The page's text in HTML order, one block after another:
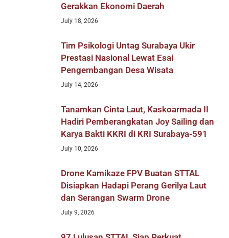
Gerakkan Ekonomi Daerah
July 18, 2026
Tim Psikologi Untag Surabaya Ukir
Prestasi Nasional Lewat Esai
Pengembangan Desa Wisata
July 14, 2026
Tanamkan Cinta Laut, Kaskoarmada II
Hadiri Pemberangkatan Joy Sailing dan
Karya Bakti KKRI di KRI Surabaya-591
July 10, 2026
Drone Kamikaze FPV Buatan STTAL
Disiapkan Hadapi Perang Gerilya Laut
dan Serangan Swarm Drone
July 9, 2026